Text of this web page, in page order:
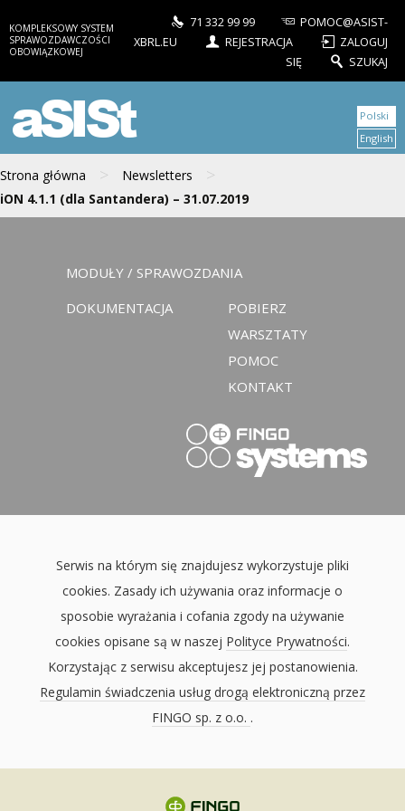
KOMPLEKSOWY SYSTEM
SPRAWOZDAWCZOŚCI
OBOWIĄZKOWEJ
71 332 99 99
POMOC@ASIST-
XBRL.EU
REJESTRACJA
ZALOGUJ
SIĘ
SZUKAJ
aSISt
Strona główna > Newsletters >
iON 4.1.1 (dla Santandera) – 31.07.2019
Polski
English
MODUŁY / SPRAWOZDANIA
DOKUMENTACJA
POBIERZ
WARSZTATY
POMOC
KONTAKT
Serwis na którym się znajdujesz wykorzystuje pliki
cookies. Zasady ich używania oraz informacje o
sposobie wyrażania i cofania zgody na używanie
cookies opisane są w naszej Polityce Prywatności.
Korzystając z serwisu akceptujesz jej postanowienia.
Regulamin świadczenia usług drogą elektroniczną przez
FINGO sp. z o.o. .